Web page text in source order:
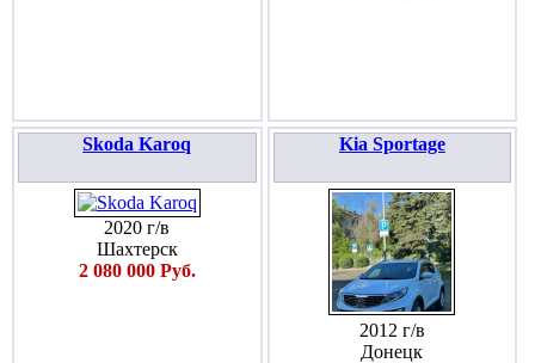
Skoda Karoq
2020 г/в
Шахтерск
2 080 000 Руб.
Kia Sportage
2012 г/в
Донецк